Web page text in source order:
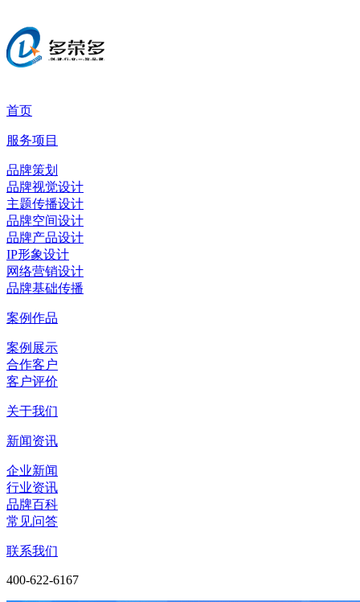
首页
服务项目
品牌策划
品牌视觉设计
主题传播设计
品牌空间设计
品牌产品设计
IP形象设计
网络营销设计
品牌基础传播
案例作品
案例展示
合作客户
客户评价
关于我们
新闻资讯
企业新闻
行业资讯
品牌百科
常见问答
联系我们
400-622-6167